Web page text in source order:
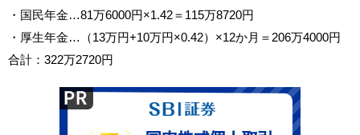
・国民年金…81万6000円×1.42＝115万8720円
・厚生年金…（13万円+10万円×0.42）×12か月＝206万4000円
合計：322万2720円